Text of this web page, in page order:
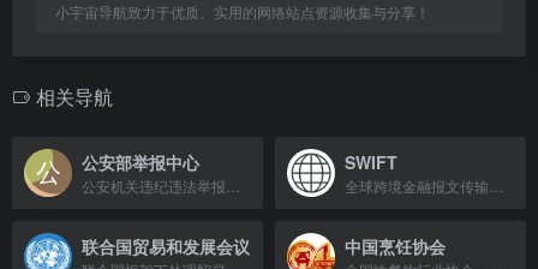
小宇宙导航致力于优质、实用的网络站点资源收集与分享！
相关导航
公安部举报中心 SWIFT
联合国贸易和发展会议 中国烹饪协会